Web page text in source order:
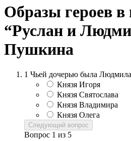
Образы героев в
“Руслан и
Пушкина
1 Чьей дочерью была
Князя Игоря
Князя Святослава
Князя Владимира
Князя Олега
Следующий вопрос
Вопрос 1 из 5